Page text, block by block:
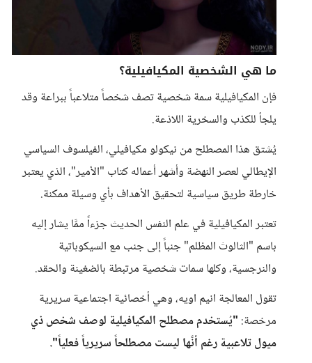
ما هي الشخصية المكيافيلية؟
فإن المكيافيلية سمة شخصية تصف شخصاً متلاعباً ببراعة وقد
يلجأ للكذب والسخرية اللاذعة.
يُشتق هذا المصطلح من نيكولو مكيافيلي، الفيلسوف السياسي
الإيطالي لعصر النهضة وأشهر أعماله كتاب "الأمير"، الذي يعتبر
خارطة طريق سياسية لتحقيق الأهداف بأي وسيلة ممكنة.
تعتبر المكيافيلية في علم النفس الحديث جزءاً ممَّا يشار إليه
باسم "الثالوث المظلم" جنباً إلى جنب مع السيكوباتية
والنرجسية، وكلها سمات شخصية مرتبطة بالضغينة والحقد.
تقول المعالجة انيم اويه، وهي أخصائية اجتماعية سريرية
مرخصة: "يُستخدم مصطلح المكيافيلية لوصف شخص ذي
ميول تلاعبية رغم أنَّها ليست مصطلحاً سريرياً فعلياً".